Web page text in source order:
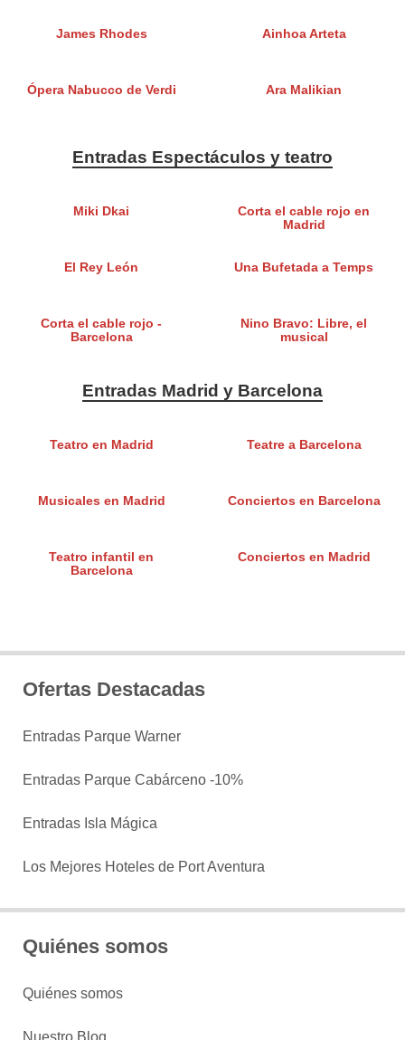
James Rhodes Ainhoa Arteta
Ópera Nabucco de Verdi Ara Malikian
Entradas Espectáculos y teatro
Miki Dkai
Corta el cable rojo en
Madrid
El Rey León Una Bufetada a Temps
Corta el cable rojo -
Barcelona
Nino Bravo: Libre, el
musical
Entradas Madrid y Barcelona
Teatro en Madrid Teatre a Barcelona
Musicales en Madrid Conciertos en Barcelona
Teatro infantil en
Barcelona
Conciertos en Madrid
Ofertas Destacadas
Entradas Parque Warner
Entradas Parque Cabárceno -10%
Entradas Isla Mágica
Los Mejores Hoteles de Port Aventura
Quiénes somos
Quiénes somos
Nuestro Blog